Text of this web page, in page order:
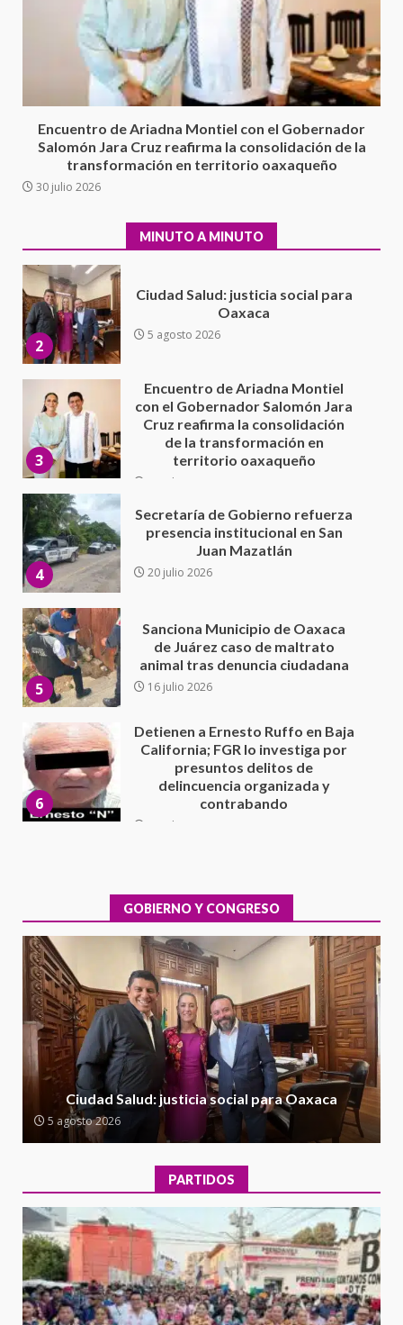
Encuentro de Ariadna Montiel con el Gobernador
Salomón Jara Cruz reafirma la consolidación de la
transformación en territorio oaxaqueño
30 julio 2026
MINUTO A MINUTO
Exhorta Poder Legislativo al
IEEPO y al Iocied a realizar una
evaluación técnica y estructural
integral de las instalaciones de la
Moisés Sáenz Garza
5 agosto 2026
5 agosto 2026
3
con el Gobernador Salomón Jara
Cruz reafirma la consolidación
de la transformación en
4
Secretaría de Gobierno refuerza
presencia institucional en San
Juan Mazatlán
20 julio 2026
5
Sanciona Municipio de Oaxaca
de Juárez caso de maltrato
animal tras denuncia ciudadana
16 julio 2026
6
California; FGR lo investiga por
presuntos delitos de
delincuencia organizada y
contrabando
7
Sin paso carretera Oaxaca-
Cuacnopalan
26 junio 2026
1
integral de las instalaciones de la
Escuela Secundaria General
Moisés Sáenz Garza
5 agosto 2026
2
Ciudad Salud: justicia social para
Oaxaca
5 agosto 2026
3
Encuentro de Ariadna Montiel
con el Gobernador Salomón Jara
Cruz reafirma la consolidación
de la transformación en
territorio oaxaqueño
30 julio 2026
4
presencia institucional en San
Juan Mazatlán
20 julio 2026
Sanciona Municipio de Oaxaca
GOBIERNO Y CONGRESO
Ciudad Salud: justicia social para Oaxaca
5 agosto 2026
PARTIDOS